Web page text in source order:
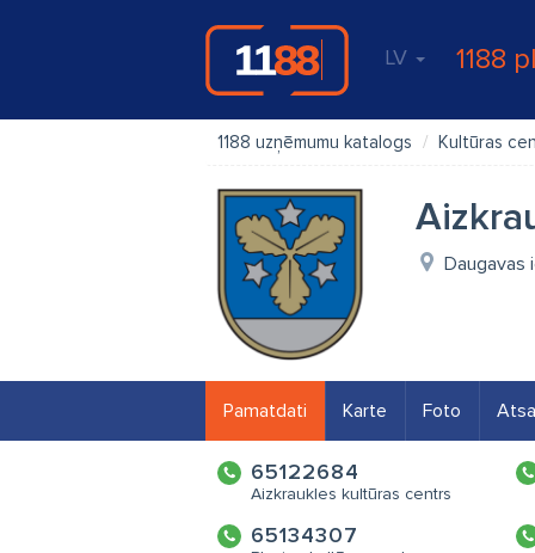
LV 1188
1188 uzņēmumu katalogs Kultūras
Daugavas
Pamatdati Karte Foto
65122684
Aizkraukles kultūras centrs
65134307